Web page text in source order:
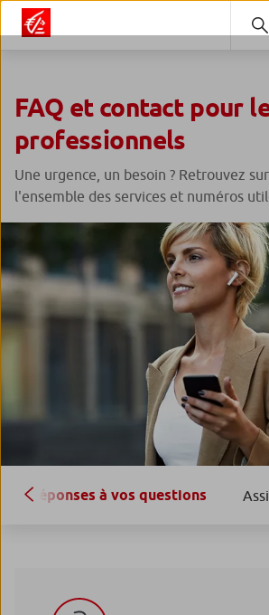
FAQ et contact pour
professionnels
Une urgence, un besoin ? Retrouvez
l'ensemble des services et numéros
Réponses à vos questions